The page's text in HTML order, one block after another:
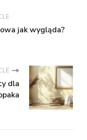
jak wygląda?
dla